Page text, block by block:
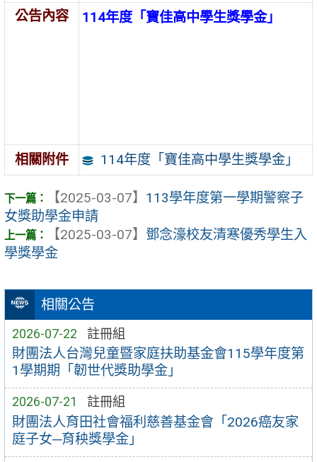
相關公告
2026-07-22 註冊組
財團法人台灣兒童暨家庭扶助基金會115學年度第
1學期期「韌世代獎助學金」
2026-07-21 註冊組
財團法人育田社會福利慈善基金會「2026癌友家
庭子女─育秧獎學金」
公告內容
114年度「寶佳高中學生獎學金」
相關附件 114年度「寶佳高中學生獎學金」
【2025-03-07】 113學年度第一學期警察子
女獎助學金申請
【2025-03-07】 鄧念濠校友清寒優秀學生入
學獎學金